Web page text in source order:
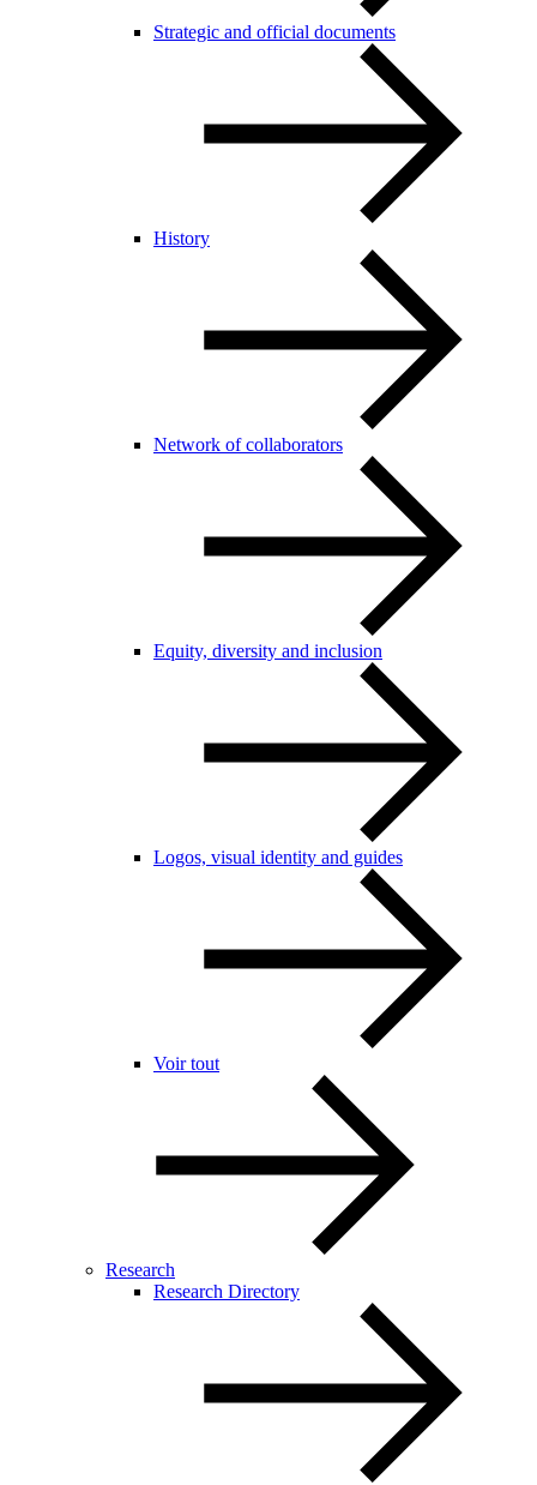
Strategic and official documents
History
Network of collaborators
Equity, diversity and inclusion
Logos, visual identity and guides
Voir tout
Research
Research Directory